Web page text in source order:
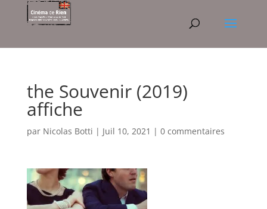
the Souvenir (2019)
affiche
par Nicolas Botti | Juil 10, 2021 | 0 commentaires